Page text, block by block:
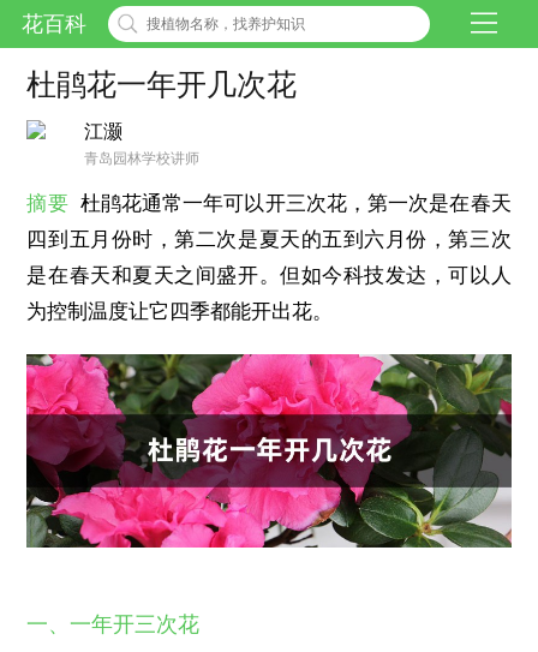
花百科
杜鹃花一年开几次花
江灏
青岛园林学校讲师
摘要 杜鹃花通常一年可以开三次花，第一次是在春天
四到五月份时，第二次是夏天的五到六月份，第三次
是在春天和夏天之间盛开。但如今科技发达，可以人
为控制温度让它四季都能开出花。
一、一年开三次花